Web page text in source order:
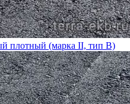
плотный (марка II, тип В)